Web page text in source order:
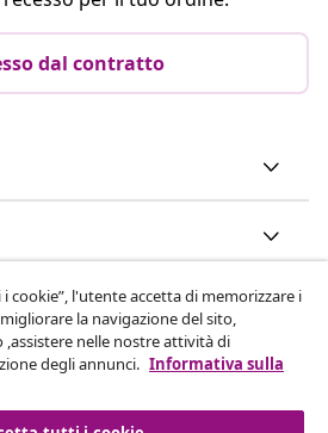
dal contratto
cookie”, l'utente accetta di memorizzare i
la navigazione del sito,
,assistere nelle nostre attività di
degli annunci. Informativa sulla